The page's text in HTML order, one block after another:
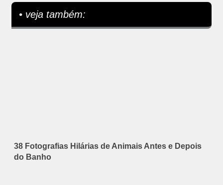
• veja também:
38 Fotografias Hilárias de Animais Antes e Depois
do Banho